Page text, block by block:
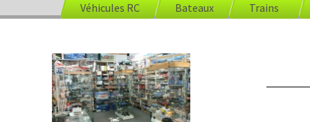
Véhicules RC
Bateaux Trains